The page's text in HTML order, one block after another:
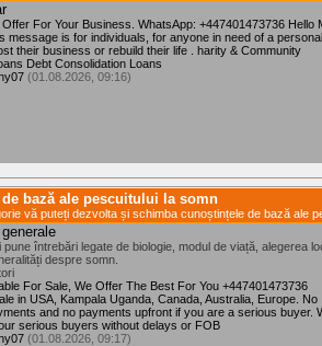
Offer For Your Business. WhatsApp: +447401473736 Hello
message is for individuals, for anyone in need of a personal
their business or rebuild their life . harity & Community
Debt Consolidation Loans
(01.08.2026, 09:16)
bază ale pescuitului la somn
vă puteți dezvolta și schimba cunoștințele de bază ale
pune întrebări legate de biologie, modul de viață, alegerea
despre somn.
For Sale, We Offer The Best For You +447401473736
in USA, Kampala Uganda, Canada, Australia, Europe. No
and no payments upfront if you are a serious buyer.
serious buyers without delays or FOB
(01.08.2026, 09:17)